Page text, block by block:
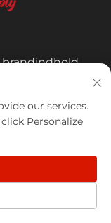
our services.
Personalize